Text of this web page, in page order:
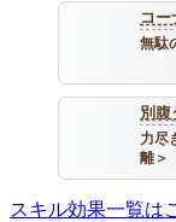
コ
無駄
別腹
力尽
離＞
スキル効果一覧は